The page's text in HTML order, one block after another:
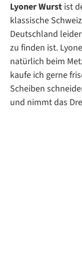
LyonerWurst ist
klassische
Deutschland
zu finden ist.
natürlich beim
kaufe ich gerne
Scheiben
und nimmt das